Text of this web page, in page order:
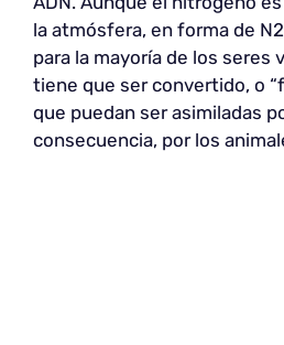
la atmósfera, en forma de
para la mayoría de los seres
tiene que ser convertido, o
que puedan ser asimiladas
consecuencia, por los